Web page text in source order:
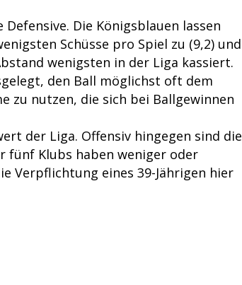
Die Königsblauen lassen
Schüsse pro Spiel zu (9,2) und
wenigsten in der Liga kassiert.
den Ball möglichst oft dem
zu nutzen, die sich bei Ballgewinnen
der Liga. Offensiv hingegen sind die
fünf Klubs haben weniger oder
Verpflichtung eines 39-Jährigen hier